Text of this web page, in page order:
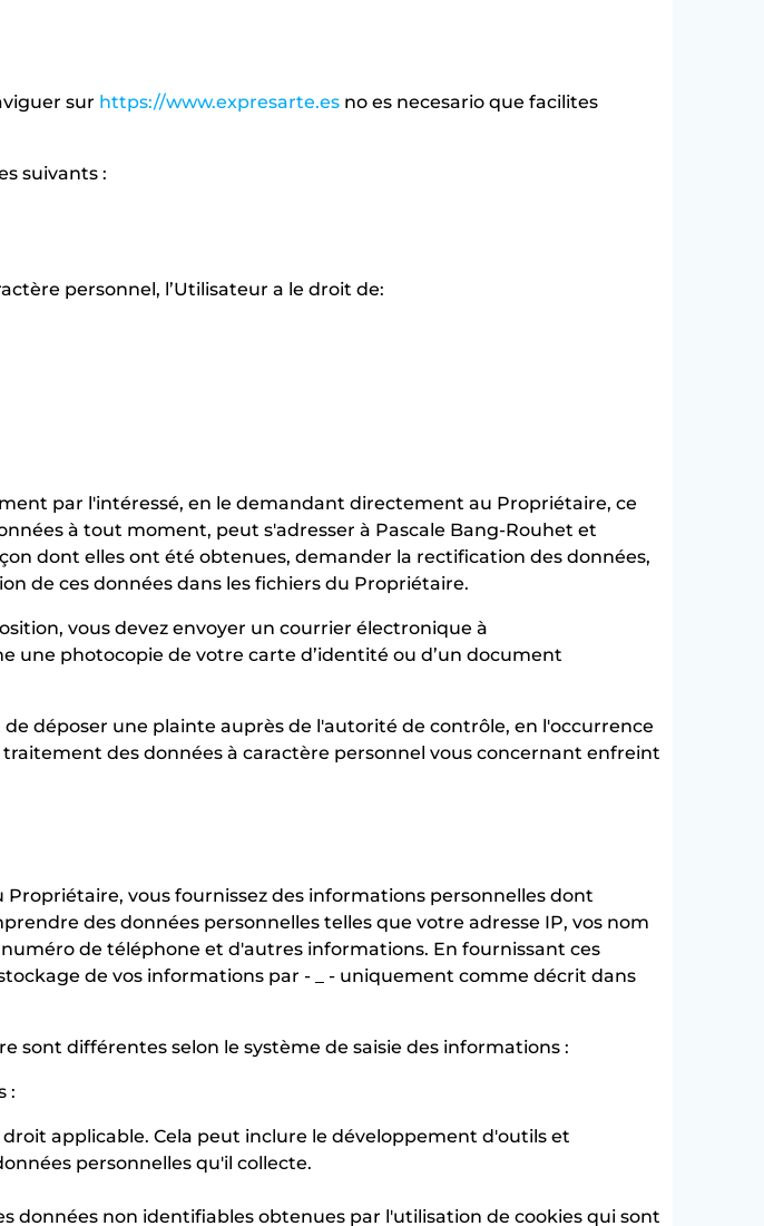
sur https://www.expresarte.es no es necesario que facilites
suivants :
personnel, l’Utilisateur a le droit de:
par l'intéressé, en le demandant directement au Propriétaire, ce
à tout moment, peut s'adresser à Pascale Bang-Rouhet et
dont elles ont été obtenues, demander la rectification des données,
de ces données dans les fichiers du Propriétaire.
vous devez envoyer un courrier électronique à
une photocopie de votre carte d’identité ou d’un document
déposer une plainte auprès de l'autorité de contrôle, en l'occurrence
des données à caractère personnel vous concernant enfreint
vous fournissez des informations personnelles dont
des données personnelles telles que votre adresse IP, vos nom
de téléphone et d'autres informations. En fournissant ces
de vos informations par - _ - uniquement comme décrit dans
sont différentes selon le système de saisie des informations :
:
applicable. Cela peut inclure le développement d'outils et
personnelles qu'il collecte.
données non identifiables obtenues par l'utilisation de cookies qui sont